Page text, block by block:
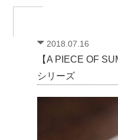
2018.07.16
【A PIECE OF
シリーズ